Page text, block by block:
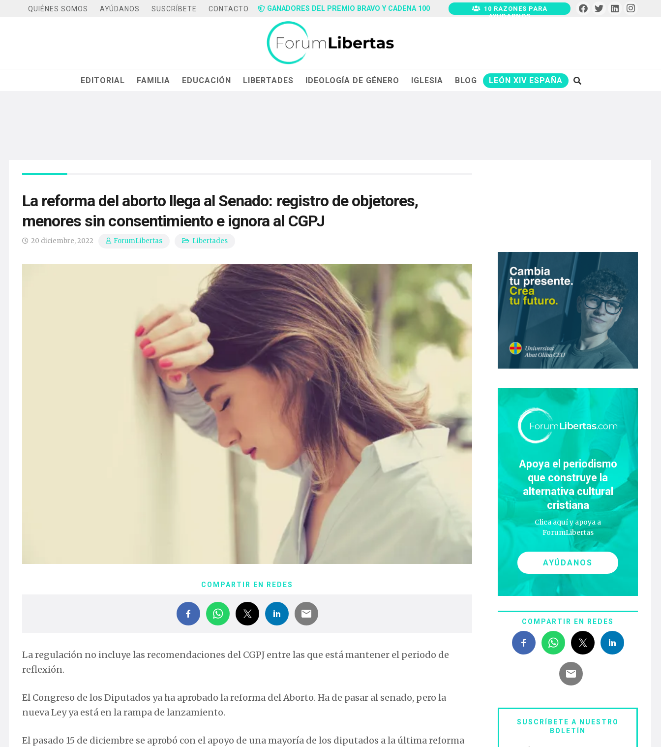
QUIÉNES SOMOS AYÚDANOS SUSCRÍBETE CONTACTO GANADORES DEL PREMIO BRAVO Y CADENA 100
10 RAZONES PARA
AYUDARNOS
EDITORIAL FAMILIA EDUCACIÓN LIBERTADES IDEOLOGÍA DE GÉNERO IGLESIA BLOG LEÓN XIV ESPAÑA
La reforma del aborto llega al Senado: registro de objetores,
menores sin consentimiento e ignora al CGPJ
20 diciembre, 2022 ForumLibertas Libertades
COMPARTIR EN REDES
La regulación no incluye las recomendaciones del CGPJ entre las que está mantener el periodo de
reflexión.
El Congreso de los Diputados ya ha aprobado la reforma del Aborto. Ha de pasar al senado, pero la
nueva Ley ya está en la rampa de lanzamiento.
El pasado 15 de diciembre se aprobó con el apoyo de una mayoría de los diputados a la última reforma
Apoya el periodismo
que construye la
alternativa cultural
cristiana
Clica aquí y apoya a
ForumLibertas
AYÚDANOS
COMPARTIR EN REDES
SUSCRÍBETE A NUESTRO
BOLETÍN